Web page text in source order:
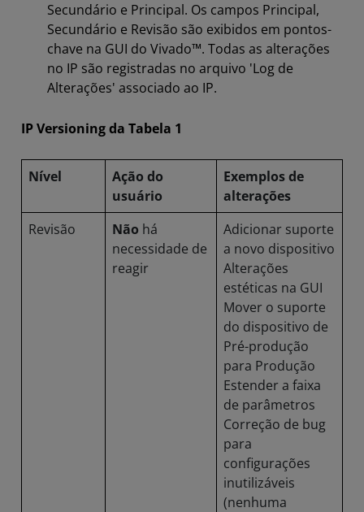
Secundário e Principal. Os campos Principal,
Secundário e Revisão são exibidos em pontos-
chave na GUI do Vivado™. Todas as alterações
no IP são registradas no arquivo 'Log de
Alterações' associado ao IP.
IP Versioning da Tabela 1
Nível
Ação do
usuário
Exemplos de
alterações
Revisão
Não há
necessidade de
reagir
Adicionar suporte
a novo dispositivo
Alterações
estéticas na GUI
Mover o suporte
do dispositivo de
Pré-produção
para Produção
Estender a faixa
de parâmetros
Correção de bug
para
configurações
inutilizáveis
(nenhuma